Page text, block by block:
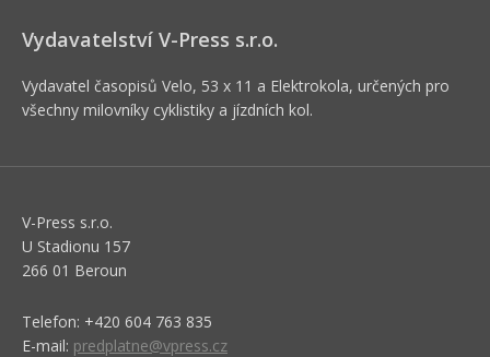
Vydavatelství V-Press s.r.o.
Vydavatel časopisů Velo, 53 x 11 a Elektrokola, určených pro
všechny milovníky cyklistiky a jízdních kol.
V-Press s.r.o.
U Stadionu 157
266 01 Beroun
Telefon: +420 604 763 835
E-mail: predplatne@vpress.cz